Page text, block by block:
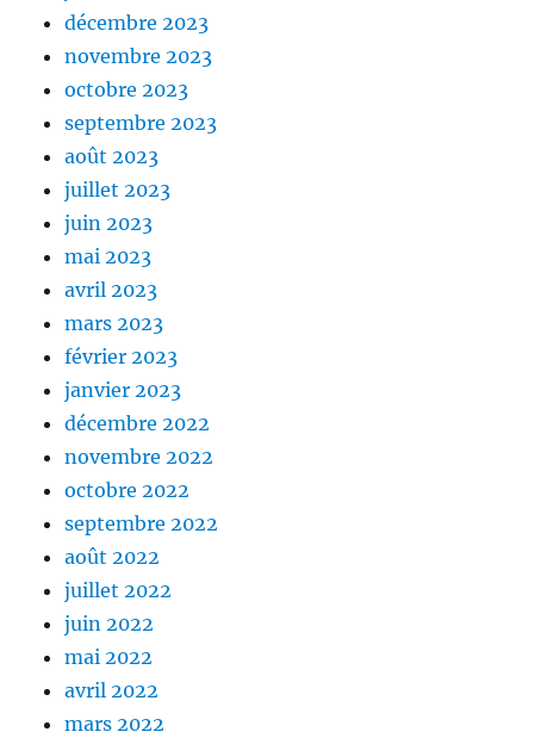
décembre 2023
novembre 2023
octobre 2023
septembre 2023
août 2023
juillet 2023
juin 2023
mai 2023
avril 2023
mars 2023
février 2023
janvier 2023
décembre 2022
novembre 2022
octobre 2022
septembre 2022
août 2022
juillet 2022
juin 2022
mai 2022
avril 2022
mars 2022